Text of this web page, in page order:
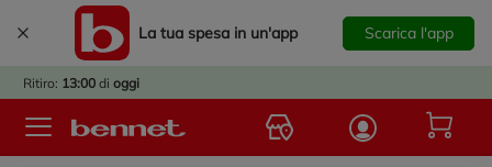
La tua spesa in un'app Scarica l'app
Ritiro: 13:00 di oggi
Logo Bennet - Torna alla homepage